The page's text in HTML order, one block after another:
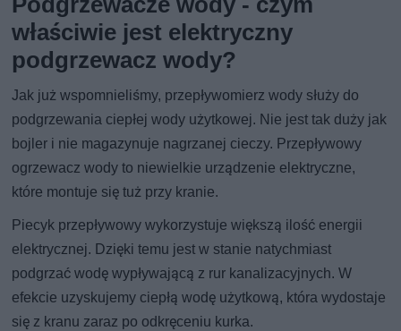
właściwie jest elektryczny
podgrzewacz wody?
Jak już wspomnieliśmy, przepływomierz wody służy do
podgrzewania ciepłej wody użytkowej. Nie jest tak duży jak
bojler i nie magazynuje nagrzanej cieczy. Przepływowy
ogrzewacz wody to niewielkie urządzenie elektryczne,
które montuje się tuż przy kranie.
Piecyk przepływowy wykorzystuje większą ilość energii
elektrycznej. Dzięki temu jest w stanie natychmiast
podgrzać wodę wypływającą z rur kanalizacyjnych. W
efekcie uzyskujemy ciepłą wodę użytkową, która wydostaje
się z kranu zaraz po odkręceniu kurka.